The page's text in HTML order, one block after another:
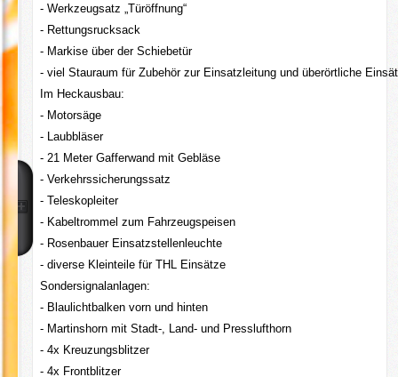
- Werkzeugsatz „Türöffnung“
- Rettungsrucksack
- Markise über der Schiebetür
- viel Stauraum für Zubehör zur Einsatzleitung und überörtliche
Im Heckausbau:
- Motorsäge
- Laubbläser
- 21 Meter Gafferwand mit Gebläse
- Verkehrssicherungssatz
- Teleskopleiter
- Kabeltrommel zum Fahrzeugspeisen
- Rosenbauer Einsatzstellenleuchte
- diverse Kleinteile für THL Einsätze
Sondersignalanlagen:
- Blaulichtbalken vorn und hinten
- Martinshorn mit Stadt-, Land- und Presslufthorn
- 4x Kreuzungsblitzer
- 4x Frontblitzer